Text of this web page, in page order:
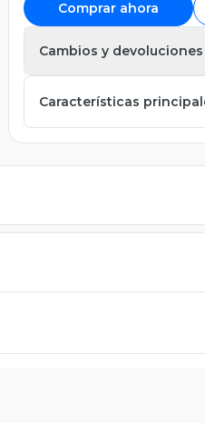
Comprar ahora
Cambios y devoluciones
Características